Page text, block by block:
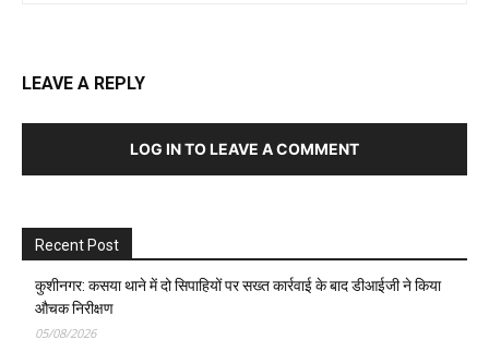
LEAVE A REPLY
LOG IN TO LEAVE A COMMENT
Recent Post
कुशीनगर: कसया थाने में दो सिपाहियों पर सख्त कार्रवाई के बाद डीआईजी ने किया
औचक निरीक्षण
05/08/2026